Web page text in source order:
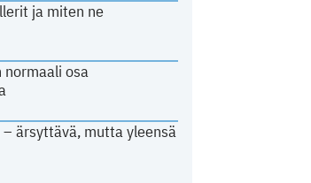
ja miten ne
normaali osa
ärsyttävä, mutta yleensä